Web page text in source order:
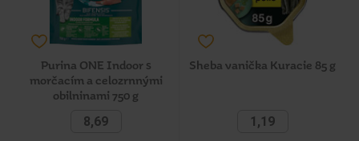
Purina ONE Indoor s
morčacím a celozrnnými
obilninami 750 g
8,69
Sheba vanička Kuracie 85 g
1,19